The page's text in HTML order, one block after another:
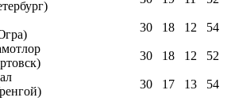
30 18 12 54
30 18 12 52
30 17 13 54